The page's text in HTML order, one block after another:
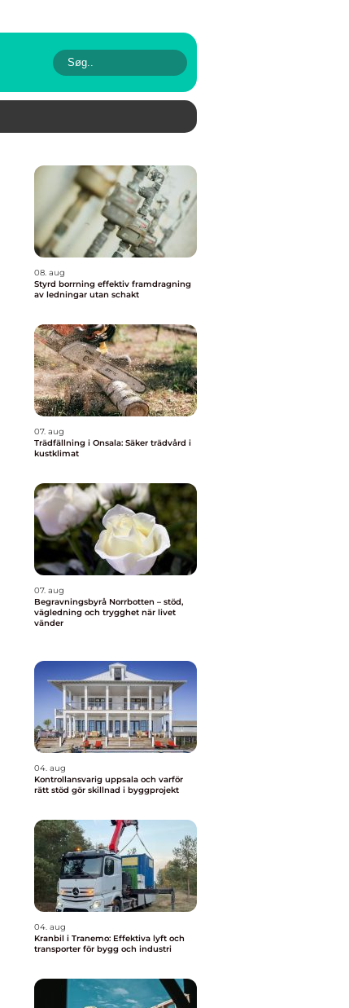
08. aug
Styrd borrning effektiv framdragning
av ledningar utan schakt
07. aug
Trädfällning i Onsala: Säker trädvård i
kustklimat
07. aug
Begravningsbyrå Norrbotten – stöd,
vägledning och trygghet när livet
vänder
04. aug
Kontrollansvarig uppsala och varför
rätt stöd gör skillnad i byggprojekt
04. aug
Kranbil i Tranemo: Effektiva lyft och
transporter för bygg och industri